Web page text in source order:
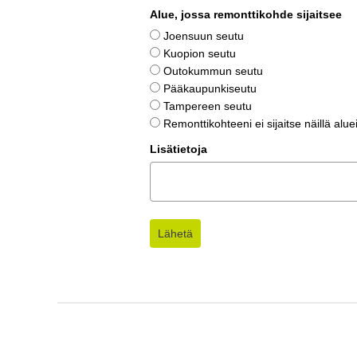
Alue, jossa remonttikohde sijaitsee
Joensuun seutu
Kuopion seutu
Outokummun seutu
Pääkaupunkiseutu
Tampereen seutu
Remonttikohteeni ei sijaitse näillä
Lisätietoja
Lähetä